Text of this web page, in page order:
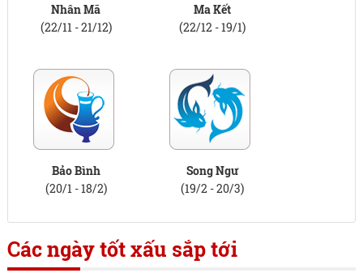
Nhân Mã
(22/11 - 21/12)
Ma Kết
(22/12 - 19/1)
Bảo Bình
(20/1 - 18/2)
Song Ngư
(19/2 - 20/3)
Các ngày tốt xấu sắp tới